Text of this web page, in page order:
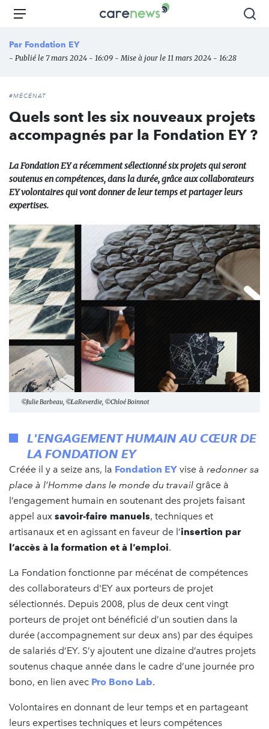
Aller
principal
Carenews,
des
Menu
Par Fondation EY
- Publié le 7 mars 2024 - 16:09 - Mise à jour le 11 mars 2024 - 16:28
#MÉCÉNAT
Quels sont les six nouveaux projets
accompagnés par la Fondation EY ?
La Fondation EY a récemment sélectionné six projets qui seront
soutenus en compétences, dans la durée, grâce aux collaborateurs
EY volontaires qui vont donner de leur temps et partager leurs
expertises.
©Julie Barbeau, ©LaReverdie, ©Chloé Boinnot
L'ENGAGEMENT HUMAIN AU CŒUR DE
LA FONDATION EY
Créée il y a seize ans, la Fondation EY vise à redonner sa
place à l’Homme dans le monde du travail grâce à
l’engagement humain en soutenant des projets faisant
appel aux savoir-faire manuels, techniques et
artisanaux et en agissant en faveur de l’insertion par
l’accès à la formation et à l’emploi.
La Fondation fonctionne par mécénat de compétences
des collaborateurs d'EY aux porteurs de projet
sélectionnés. Depuis 2008, plus de deux cent vingt
porteurs de projet ont bénéficié d’un soutien dans la
durée (accompagnement sur deux ans) par des équipes
de salariés d’EY. S’y ajoutent une dizaine d’autres projets
soutenus chaque année dans le cadre d’une journée pro
bono, en lien avec Pro Bono Lab.
Volontaires en donnant de leur temps et en partageant
leurs expertises techniques et leurs compétences